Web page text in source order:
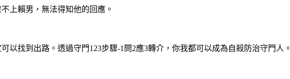
上賴男，無法得知他的回應。
找到出路。透過守門123步驟-1問2應3轉介，你我都可以成為自殺防治守門人。